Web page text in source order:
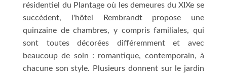
résidentiel du Plantage où les demeures du XIXe se
succèdent, l'hôtel Rembrandt propose une
quinzaine de chambres, y compris familiales, qui
sont toutes décorées différemment et avec
beaucoup de soin : romantique, contemporain, à
chacune son style. Plusieurs donnent sur le jardin